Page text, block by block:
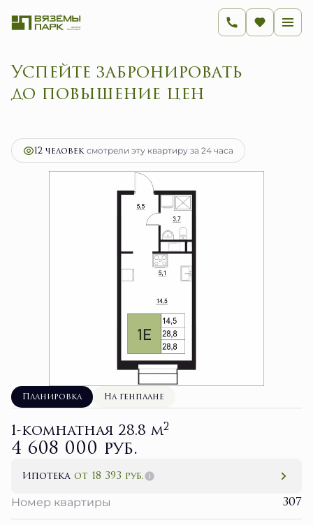
Успейте забронировать
до повыш
1-комнатная28.8 м2
12 человексмотрели эту квартиру за 24 часа
Планировка На генплане
1-комнатная 28.8 м2
4 608 000 руб.
Ипотека от 18 393 руб.
Номер квартиры
307